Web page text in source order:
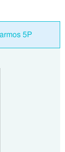
5P